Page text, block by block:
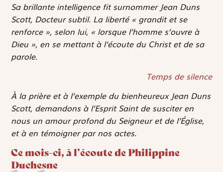
Sa brillante intelligence fit surnommer Jean Duns
Scott, Docteur subtil. La liberté « grandit et se
renforce », selon lui, « lorsque l’homme s’ouvre à
Dieu », en se mettant à l’écoute du Christ et de sa
parole.
Temps de silence
À la prière et à l’exemple du bienheureux Jean Duns
Scott, demandons à l’Esprit Saint de susciter en
nous un amour profond du Seigneur et de l’Église,
et à en témoigner par nos actes.
Ce mois-ci, à l’écoute de Philippine
Duchesne